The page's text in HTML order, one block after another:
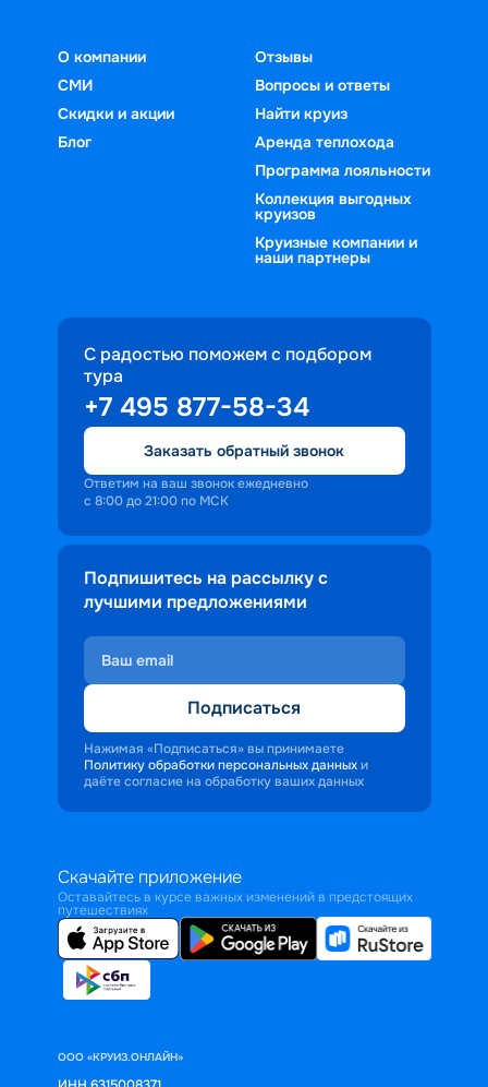
О компании
СМИ
Скидки и акции
Блог
Отзывы
Вопросы и ответы
Найти круиз
Аренда теплохода
Программа лояльности
Коллекция выгодных
круизов
Круизные компании и
наши партнеры
С радостью поможем с подбором
тура
+7 495 877-58-34
Заказать обратный звонок
Ответим на ваш звонок ежедневно
с 8:00 до 21:00 по МСК
Подпишитесь на рассылку с
лучшими предложениями
Подписаться
Нажимая «Подписаться» вы принимаете
Политику обработки персональных данных и
даёте согласие на обработку ваших данных
Скачайте приложение
Оставайтесь в курсе важных изменений в предстоящих
путешествиях
ООО «КРУИЗ.ОНЛАЙН»